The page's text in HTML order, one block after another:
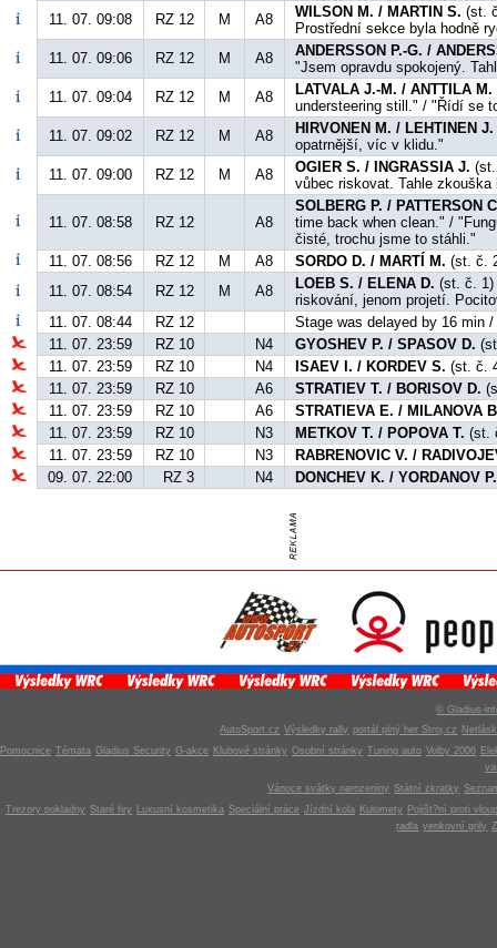
11. 07. 09:08
RZ 12 M A8 WILSON M. / MARTIN S. (st.
Prostřední sekce byla hodně
11. 07. 09:06
RZ 12 M A8
ANDERSSON P.-G. /
"Jsem opravdu spokojený.
11. 07. 09:04
RZ 12 M A8 LATVALA J.-M. / ANTTILA M.
understeering still." / "Řídí se
11. 07. 09:02
RZ 12 M A8 HIRVONEN M. / LEHTINEN J.
opatrnější, víc v klidu."
11. 07. 09:00
RZ 12 M A8 OGIER S. / INGRASSIA J.
vůbec riskovat. Tahle
11. 07. 08:58 RZ 12 A8
SOLBERG P. / PATTERSON
time back when clean." /
čisté, trochu jsme to stáhli."
11. 07. 08:56
RZ 12 M A8 SORDO D. / MARTÍ M. (st. č.
11. 07. 08:54
RZ 12 M A8 LOEB S. / ELENA D. (st. č. 1)
riskování, jenom projetí.
11. 07. 08:44
RZ 12
Stage was delayed by 16 min
11. 07. 23:59
RZ 10 N4 GYOSHEV P. / SPASOV D.
11. 07. 23:59
RZ 10 N4 ISAEV I. / KORDEV S. (st. č.
11. 07. 23:59
RZ 10 A6 STRATIEV T. / BORISOV D.
11. 07. 23:59
RZ 10 A6
STRATIEVA E. / MILANOVA
11. 07. 23:59
RZ 10 N3 METKOV T. / POPOVA T. (st.
11. 07. 23:59
RZ 10 N3
RABRENOVIC V. /
09. 07. 22:00
RZ 3 N4 DONCHEV K. / YORDANOV P.
© Gladius-
AutoSport.cz Výsledky rally portál plný her Stroj.cz
Pomocnice Témata Gladius Security G-akce Klubové stránky Osobní stránky Tuning auto Volby 2006
Vánoce svátky narozeniny Státní zkratky
Trezory pokladny Staré hry Luxusní kosmetika Speciální práce Jízdní kola Kulomety
Pojišt?ní proti
radla venkovní grily